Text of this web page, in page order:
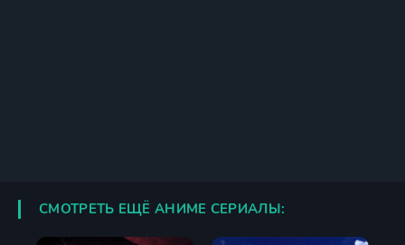
СМОТРЕТЬ ЕЩЁ АНИМЕ СЕРИАЛЫ: